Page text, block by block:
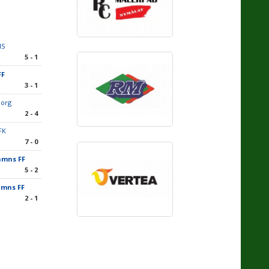
5 - 1
3 - 1
2 - 4
7 - 0
FF
5 - 2
FF
2 - 1